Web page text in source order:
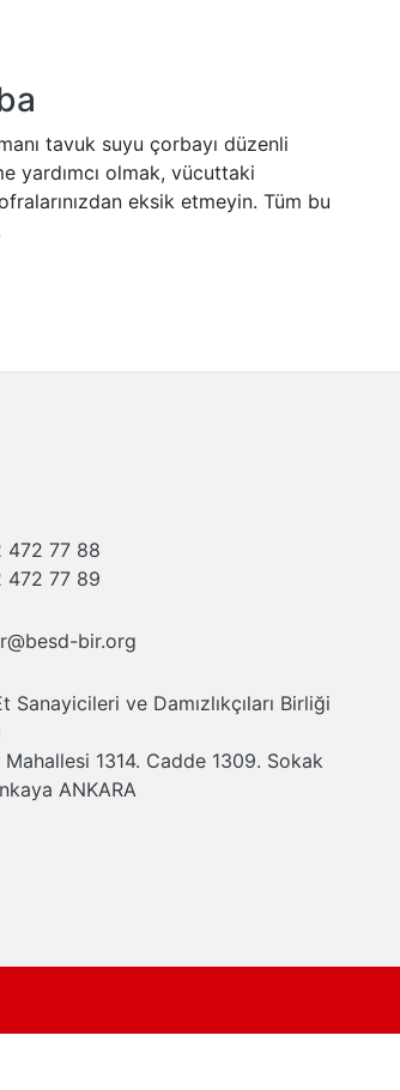
tavuk suyu çorbayı düzenli
yardımcı olmak, vücuttaki
eksik etmeyin. Tüm bu
472 77 88
472 77 89
bir.org
Sanayicileri ve Damızlıkçıları Birliği
1314. Cadde 1309. Sokak
ANKARA